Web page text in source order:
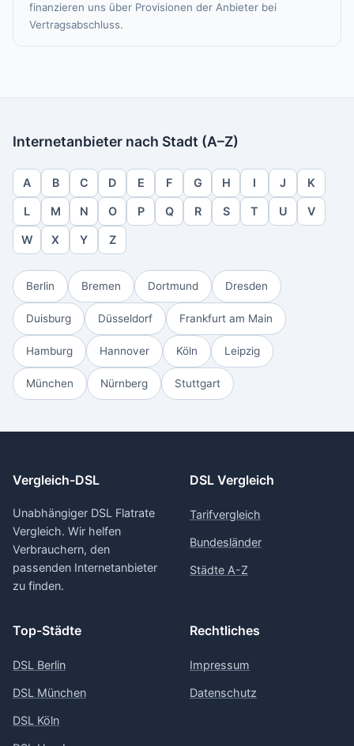
finanzieren uns über Provisionen der Anbieter bei
Vertragsabschluss.
Internetanbieter nach Stadt (A–Z)
A B C D E F G H I J K
L M N O P Q R S T U V
W X Y Z
Berlin Bremen Dortmund Dresden
Duisburg Düsseldorf Frankfurt am Main
Hamburg Hannover Köln Leipzig
München Nürnberg Stuttgart
Vergleich-DSL
Unabhängiger DSL Flatrate
Vergleich. Wir helfen
Verbrauchern, den
passenden Internetanbieter
zu finden.
DSL Vergleich
Tarifvergleich
Bundesländer
Städte A-Z
Top-Städte
DSL Berlin
DSL München
DSL Köln
Rechtliches
Impressum
Datenschutz